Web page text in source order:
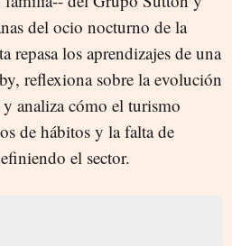
del ocio nocturno de la
repasa los aprendizajes de una
reflexiona sobre la evolución
analiza cómo el turismo
de hábitos y la falta de
el sector.